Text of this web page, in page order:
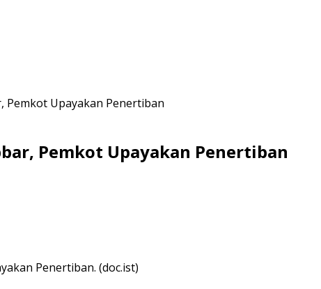
Pemkot Upayakan Penertiban
Pemkot Upayakan Penertiban
Penertiban. (doc.ist)